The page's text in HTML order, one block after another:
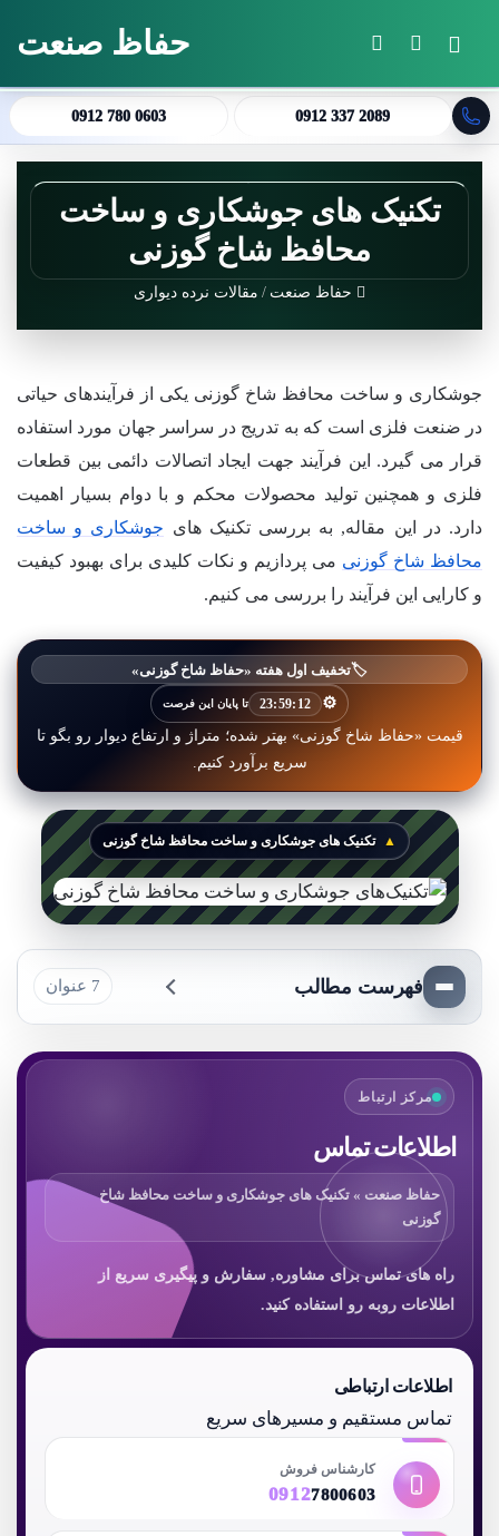
جستجو برای حفاظ صنعت
0912 780 0603 0912 337 2089
تکنیک های جوشکاری و ساخت
محافظ شاخ گوزنی
حفاظ صنعت / مقالات نرده دیواری
جوشکاری و ساخت محافظ شاخ گوزنی یکی از فرآیندهای حیاتی
در ضنعت فلزی است که به تدریج در سراسر جهان مورد استفاده
قرار می گیرد. این فرآیند جهت ایجاد اتصالات دائمی بین قطعات
فلزی و همچنین تولید محصولات محکم و با دوام بسیار اهمیت
دارد. در این مقاله, به بررسی تکنیک های جوشکاری و ساخت
محافظ شاخ گوزنی می پردازیم و نکات کلیدی برای بهبود کیفیت
و کارایی این فرآیند را بررسی می کنیم.
🏷️تخفیف اول هفته «حفاظ شاخ گوزنی»
⚙️
23:59:09 تا پایان این فرصت
قیمت «حفاظ شاخ گوزنی» بهتر شده؛ متراژ و ارتفاع دیوار رو بگو تا
سریع برآورد کنیم.
تکنیک های جوشکاری و ساخت محافظ شاخ گوزنی
فهرست مطالب 7 عنوان
مرکز ارتباط
اطلاعات تماس
حفاظ صنعت » تکنیک های جوشکاری و ساخت محافظ شاخ
گوزنی
راه های تماس برای مشاوره, سفارش و پیگیری سریع از
اطلاعات روبه رو استفاده کنید.
اطلاعات ارتباطی
تماس مستقیم و مسیرهای سریع
کارشناس فروش
09127800603